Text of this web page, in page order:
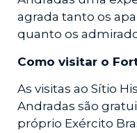
agrada tanto os
quanto os
Como visitar o
As visitas ao Sítio
Andradas são
próprio Exército